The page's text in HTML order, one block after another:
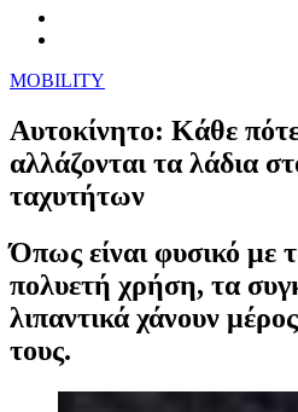
MOBILITY
Αυτοκίνητο: Κάθε
αλλάζονται τα λάδια
ταχυτήτων
Όπως είναι φυσικό με
πολυετή χρήση, τα
λιπαντικά χάνουν
τους.